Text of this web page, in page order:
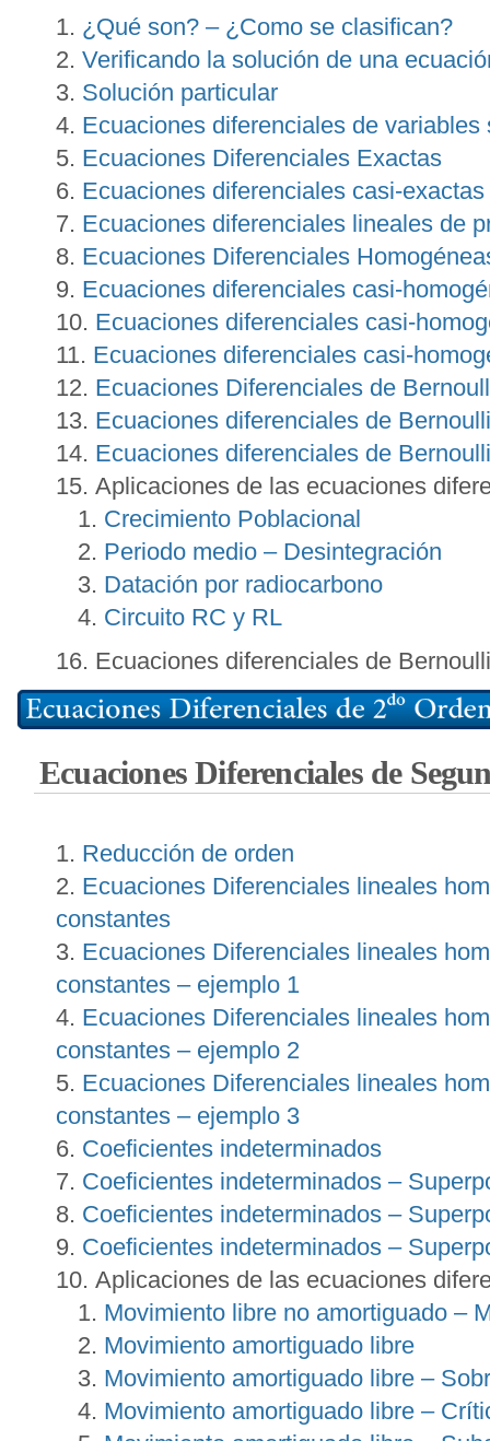
¿Qué son? – ¿Como se clasifican?
Verificando la solución de una
Solución particular
Ecuaciones diferenciales de variables
Ecuaciones Diferenciales Exactas
Ecuaciones diferenciales casi-
Ecuaciones diferenciales lineales de
Ecuaciones Diferenciales
Ecuaciones diferenciales casi-
Ecuaciones diferenciales casi-
Ecuaciones diferenciales casi-
Ecuaciones Diferenciales de
Ecuaciones diferenciales de
Ecuaciones diferenciales de
Aplicaciones de las ecuaciones
Crecimiento Poblacional
Periodo medio – Desintegración
Datación por radiocarbono
Circuito RC y RL
Ecuaciones diferenciales de Bernoulli
Ecuaciones Diferenciales de
Reducción de orden
Ecuaciones Diferenciales lineales
constantes
Ecuaciones Diferenciales lineales
constantes – ejemplo 1
Ecuaciones Diferenciales lineales
constantes – ejemplo 2
Ecuaciones Diferenciales lineales
constantes – ejemplo 3
Coeficientes indeterminados
Coeficientes indeterminados –
Coeficientes indeterminados –
Coeficientes indeterminados –
Aplicaciones de las ecuaciones
Movimiento libre no amortiguado –
Movimiento amortiguado libre
Movimiento amortiguado libre –
Movimiento amortiguado libre –